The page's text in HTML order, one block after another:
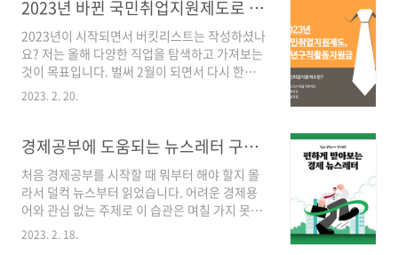
겠습니다. 1. 국민내일배움카드란? 국민내일배
움카드는 실업자,재직자..
휴직이 활성화될 수 있도록 지원정책을 적극적으
덜어주기 위해서 육아기 근로시간 단축, 육아휴
직, 대체인력지원금을 지원해 준다고 합니다. 간
단하게 정리해 보았습니다. 1. 육아기 근로시간
단축 지원금 육아기 근로시간 단축은 경력공백
23년 육아기 근로시간 단축지원금의 예산규모를
3.03배로 확대하..
2023년 바뀐 국민취업지원제도로 취업준비하기
2023년이 시작되면서 버킷리스트는 작성하셨나
요? 저는 올해 다양한 직업을 탐색하고 가져보는
것이 목표입니다. 벌써 2월이 되면서 다시 한번
마음을 다잡아보자는 의미로 부업 및 직업 관련
면 생각보다 취업이 잘되지 않거나 비용이 발생
하여 구직자분들은 부담을 느끼실듯합니다. 이러
한 점을 개선하고자 국민취업지원제도가 개선되
었다고 합니다. 취업을 원하는 사람에게 종합적
으로 취업지원서비스를 제공하고, 생계를 위한
최소 지원금을 지원받을 수 있습니다. 취업을 준
2023. 2. 20.
경제공부에 도움되는 뉴스레터 구독서비스 추천
처음 경제공부를 시작할 때 뭐부터 해야 할지 몰
라서 덜컥 뉴스부터 읽었습니다. 어려운 경제용
어와 관심 없는 주제로 이 습관은 며칠 가지 못했
습니다. 그러던 중 무료뉴스레터를 알게 되었고
흥미로운 타이틀과 쉽게 풀이되어 있는 글로 점
2023. 2. 18.